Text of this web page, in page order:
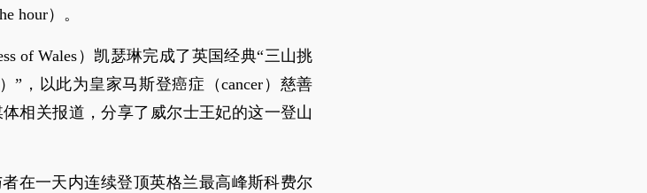
hour）。
of Wales）凯瑟琳完成了英国经典“三山挑
）”，以此为皇家马斯登癌症（cancer）慈善
相关报道，分享了威尔士王妃的这一登山
在一天内连续登顶英格兰最高峰斯科费尔